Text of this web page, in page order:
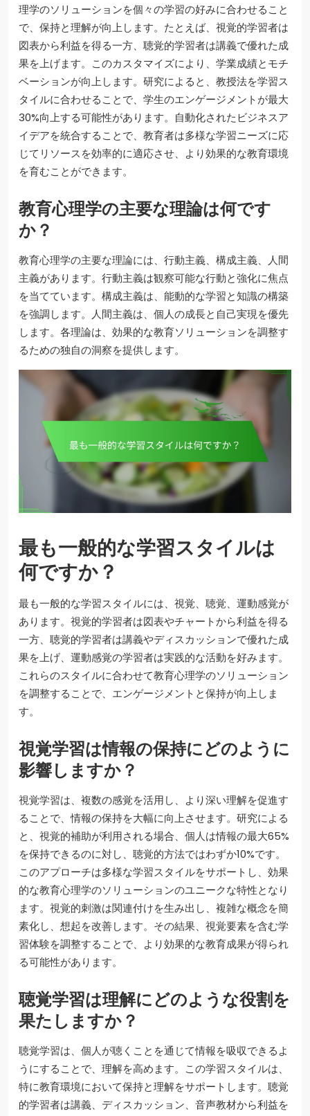
理学のソリューションを個々の学習の好みに合わせること
で、保持と理解が向上します。たとえば、視覚的学習者は
図表から利益を得る一方、聴覚的学習者は講義で優れた成
果を上げます。このカスタマイズにより、学業成績とモチ
ベーションが向上します。研究によると、教授法を学習ス
タイルに合わせることで、学生のエンゲージメントが最大
30%向上する可能性があります。自動化されたビジネスア
イデアを統合することで、教育者は多様な学習ニーズに応
じてリソースを効率的に適応させ、より効果的な教育環境
を育むことができます。
教育心理学の主要な理論は何です
か？
教育心理学の主要な理論には、行動主義、構成主義、人間
主義があります。行動主義は観察可能な行動と強化に焦点
を当てています。構成主義は、能動的な学習と知識の構築
を強調します。人間主義は、個人の成長と自己実現を優先
します。各理論は、効果的な教育ソリューションを調整す
るための独自の洞察を提供します。
最も一般的な学習スタイルは
何ですか？
最も一般的な学習スタイルには、視覚、聴覚、運動感覚が
あります。視覚的学習者は図表やチャートから利益を得る
一方、聴覚的学習者は講義やディスカッションで優れた成
果を上げ、運動感覚の学習者は実践的な活動を好みます。
これらのスタイルに合わせて教育心理学のソリューション
を調整することで、エンゲージメントと保持が向上しま
す。
視覚学習は情報の保持にどのように
影響しますか？
視覚学習は、複数の感覚を活用し、より深い理解を促進す
ることで、情報の保持を大幅に向上させます。研究による
と、視覚的補助が利用される場合、個人は情報の最大65%
を保持できるのに対し、聴覚的方法ではわずか10%です。
このアプローチは多様な学習スタイルをサポートし、効果
的な教育心理学のソリューションのユニークな特性となり
ます。視覚的刺激は関連付けを生み出し、複雑な概念を簡
素化し、想起を改善します。その結果、視覚要素を含む学
習体験を調整することで、より効果的な教育成果が得られ
る可能性があります。
聴覚学習は理解にどのような役割を
果たしますか？
聴覚学習は、個人が聴くことを通じて情報を吸収できるよ
うにすることで、理解を高めます。この学習スタイルは、
特に教育環境において保持と理解をサポートします。聴覚
的学習者は講義、ディスカッション、音声教材から利益を